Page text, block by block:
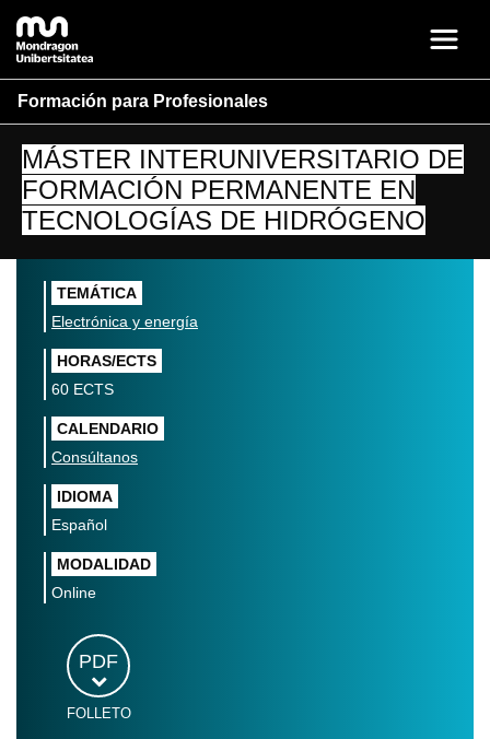
Formación para Profesionales
MÁSTER INTERUNIVERSITARIO DE
FORMACIÓN PERMANENTE EN
TECNOLOGÍAS DE HIDRÓGENO
TEMÁTICA
Electrónica y energía
HORAS/ECTS
60 ECTS
CALENDARIO
Consúltanos
IDIOMA
Español
MODALIDAD
Online
PDF
FOLLETO